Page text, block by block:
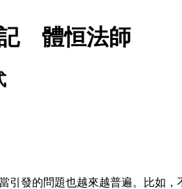
記 體恒法師
發的問題也越來越普遍。比如，